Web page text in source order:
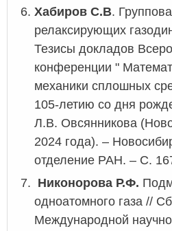
Хабиров С.В.
релаксирующих
Тезисы докладов
конференции "
механики сплошных
105-летию со дня
Л.В. Овсянникова
2024 года). –
отделение РАН. – С.
Никонорова Р.Ф.
одноатомного газа //
Международной